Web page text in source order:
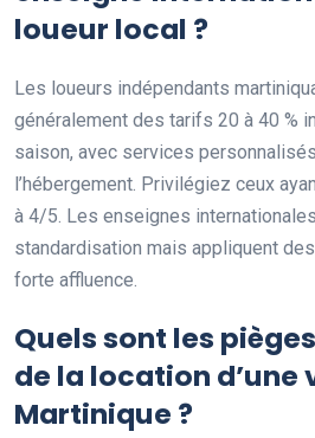
loueur local ?
Les loueurs indépendants
généralement des tarifs 20 à 40 %
saison, avec services
l’hébergement. Privilégiez ceux
à 4/5. Les enseignes
standardisation mais appliquent
forte affluence.
Quels sont les
de la location d’une
Martinique ?